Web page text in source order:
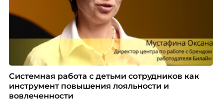
Системная работа с детьми сотрудников как
инструмент повышения лояльности и
вовлеченности